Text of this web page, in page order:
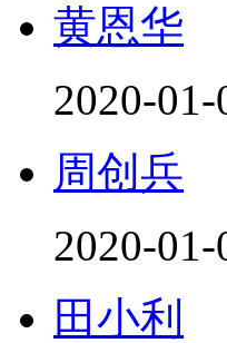
黄恩华
2020-
周创兵
2020-
田小利